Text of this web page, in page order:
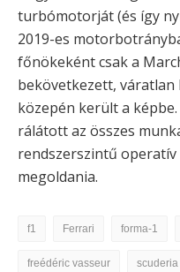
turbómotorját (és így
2019-es
főnökeként csak a
bekövetkezett,
közepén került a
rálátott az összes
rendszerszintű
megoldania.
f1 Ferrari forma-1
freédéric vasseur scuderia